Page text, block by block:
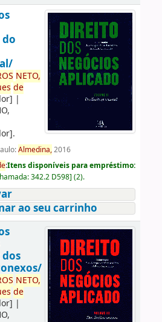
NETO,
de
|
.
Almedina,2016
:Itens disponíveis para empréstimo:
342.2 D598] (2).
ao seu carrinho
NETO,
de
|